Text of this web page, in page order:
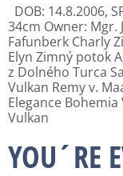
DOB: 14.8.2006,
34cm Owner: Mgr.
Fafunberk Charly
Elyn Zimný potok
z Dolného Turca
Vulkan Remy v.
Elegance
Vulkan
YOU´RE